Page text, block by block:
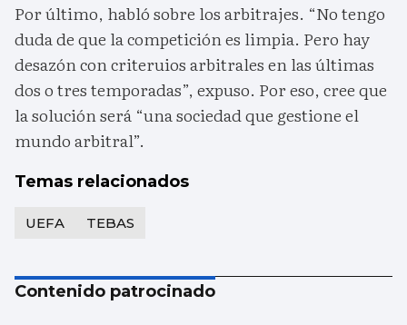
Por último, habló sobre los arbitrajes. “No tengo
duda de que la competición es limpia. Pero hay
desazón con criteruios arbitrales en las últimas
dos o tres temporadas”, expuso. Por eso, cree que
la solución será “una sociedad que gestione el
mundo arbitral”.
Temas relacionados
UEFA TEBAS
Contenido patrocinado